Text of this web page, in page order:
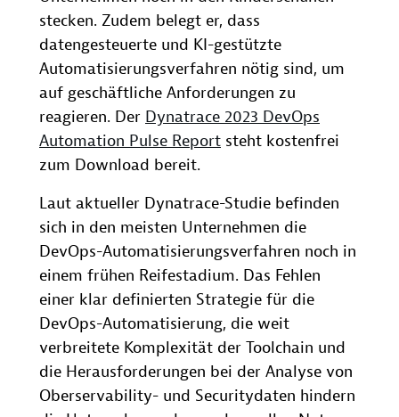
stecken. Zudem belegt er, dass
datengesteuerte und KI-gestützte
Automatisierungsverfahren nötig sind, um
auf geschäftliche Anforderungen zu
reagieren. Der Dynatrace 2023 DevOps
Automation Pulse Report steht kostenfrei
zum Download bereit.
Laut aktueller Dynatrace-Studie befinden
sich in den meisten Unternehmen die
DevOps-Automatisierungsverfahren noch in
einem frühen Reifestadium. Das Fehlen
einer klar definierten Strategie für die
DevOps-Automatisierung, die weit
verbreitete Komplexität der Toolchain und
die Herausforderungen bei der Analyse von
Oberservability- und Securitydaten hindern